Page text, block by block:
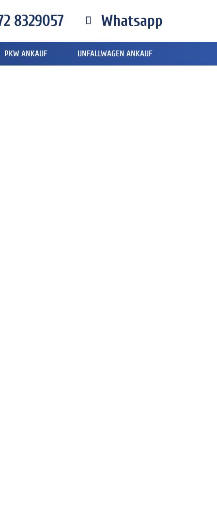
8329057 Whatsapp
PKW ANKAUF UNFALLWAGEN ANKAUF